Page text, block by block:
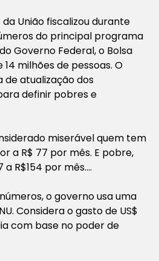
União fiscalizou durante
do principal programa
Governo Federal, o Bolsa
milhões de pessoas. O
atualização dos
definir pobres e
miserável quem tem
a R$ 77 por mês. E pobre,
R$154 por mês….
o governo usa uma
Considera o gasto de US$
com base no poder de